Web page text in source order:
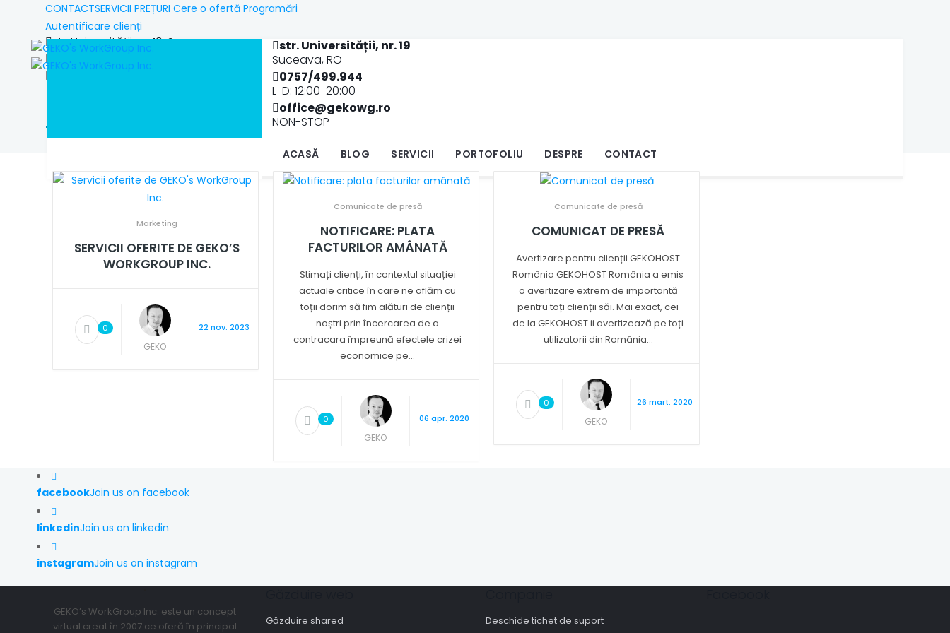
CONTACTSERVICII PREȚURI Cere o ofertă Programări
Autentificare clienți
str. Universității, nr. 19, Suceava
office@gekowg.ro
(+40)757/499.944
0757/499.944
L-D: 12:00-20:00
str. Universității, nr. 19
Suceava, RO
0757/499.944
L-D: 12:00-20:00
office@gekowg.ro
NON-STOP
ACASĂ BLOG SERVICII PORTOFOLIU DESPRE CONTACT
TAG:gekowg
Marketing
SERVICII OFERITE DE GEKO’S
WORKGROUP INC.
0
GEKO
22 nov. 2023
Comunicate de presă
NOTIFICARE: PLATA
FACTURILOR AMÂNATĂ
Stimați clienți, în contextul situației
actuale critice în care ne aflăm cu
toții dorim să fim alături de clienții
noștri prin încercarea de a
contracara împreună efectele crizei
economice pe...
0
GEKO
06 apr. 2020
Comunicate de presă
COMUNICAT DE PRESĂ
Avertizare pentru clienții GEKOHOST
România GEKOHOST România a emis
o avertizare extrem de importantă
pentru toți clienții săi. Mai exact, cei
de la GEKOHOST ii avertizează pe toți
utilizatorii din România...
0
GEKO
26 mart. 2020
facebookJoin us on facebook
linkedinJoin us on linkedin
instagramJoin us on instagram
GEKO’s WorkGroup Inc. este un concept
virtual creat în 2007 ce oferă în principal
Găzduire shared Deschide tichet de suport